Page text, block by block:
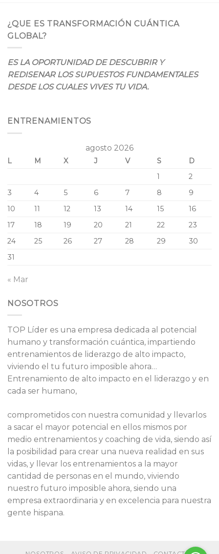
¿QUE ES TRANSFORMACIÓN CUÁNTICA
GLOBAL?
ES LA OPORTUNIDAD DE DESCUBRIR Y
REDISENAR LOS SUPUESTOS FUNDAMENTALES
DESDE LOS CUALES VIVES TU VIDA.
ENTRENAMIENTOS
agosto 2026
L M X J V S
D
1
2
3
4 5 6 7 8
9
10
11 12 13 14 15
16
17
18 19 20 21 22
23
24
25 26 27 28 29
30
31
« Mar
NOSOTROS
TOP Líder es una empresa dedicada al potencial
humano y transformación cuántica, impartiendo
entrenamientos de liderazgo de alto impacto,
viviendo el tu futuro imposible ahora…
Entrenamiento de alto impacto en el liderazgo y en
cada ser humano,
comprometidos con nuestra comunidad y llevarlos
a sacar el mayor potencial en ellos mismos por
medio entrenamientos y coaching de vida, siendo así
la posibilidad para crear una nueva realidad en sus
vidas, y llevar los entrenamientos a la mayor
cantidad de personas en el mundo, viviendo
nuestro futuro imposible ahora, siendo una
empresa extraordinaria y en excelencia para nuestra
gente hispana.